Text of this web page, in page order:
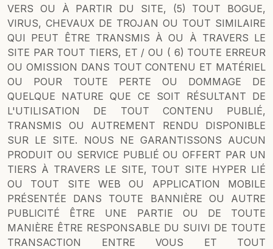
VERS OU À PARTIR DU SITE, (5) TOUT BOGUE,
VIRUS, CHEVAUX DE TROJAN OU TOUT SIMILAIRE
QUI PEUT ÊTRE TRANSMIS À OU À TRAVERS LE
SITE PAR TOUT TIERS, ET / OU ( 6) TOUTE ERREUR
OU OMISSION DANS TOUT CONTENU ET MATÉRIEL
OU POUR TOUTE PERTE OU DOMMAGE DE
QUELQUE NATURE QUE CE SOIT RÉSULTANT DE
L'UTILISATION DE TOUT CONTENU PUBLIÉ,
TRANSMIS OU AUTREMENT RENDU DISPONIBLE
SUR LE SITE. NOUS NE GARANTISSONS AUCUN
PRODUIT OU SERVICE PUBLIÉ OU OFFERT PAR UN
TIERS À TRAVERS LE SITE, TOUT SITE HYPER LIÉ
OU TOUT SITE WEB OU APPLICATION MOBILE
PRÉSENTÉE DANS TOUTE BANNIÈRE OU AUTRE
PUBLICITÉ ÊTRE UNE PARTIE OU DE TOUTE
MANIÈRE ÊTRE RESPONSABLE DU SUIVI DE TOUTE
TRANSACTION ENTRE VOUS ET TOUT